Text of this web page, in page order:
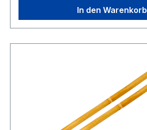
In den Warenkorb